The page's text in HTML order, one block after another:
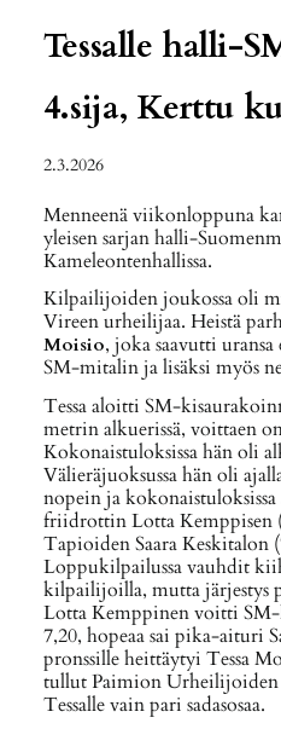
Tessalle halli-
4.sija, Kerttu
2.3.2026
Menneenä viikonloppuna
yleisen sarjan halli-
Kameleontenhallissa.
Kilpailijoiden joukossa oli
Vireen urheilijaa. Heistä
Moisio, joka saavutti uransa
SM-mitalin ja lisäksi myös
Tessa aloitti SM-
metrin alkuerissä, voittaen
Kokonaistuloksissa hän oli
Välieräjuoksussa hän oli
nopein ja
friidrottin Lotta Kemppisen
Tapioiden Saara Keskitalon
Loppukilpailussa vauhdit
kilpailijoilla, mutta järjestys
Lotta Kemppinen voitti
7,20, hopeaa sai pika-aituri
pronssille heittäytyi Tessa
tullut Paimion
Tessalle vain pari sadasosaa.